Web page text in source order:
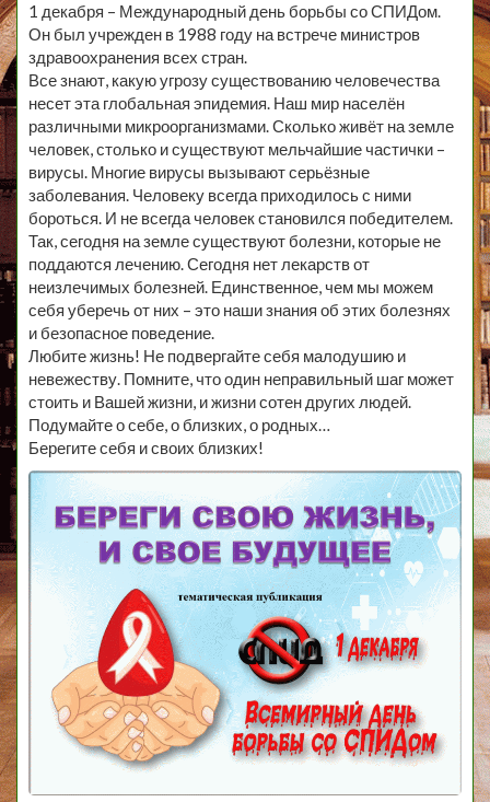
1 декабря – Международный день борьбы со СПИДом.
Он был учрежден в 1988 году на встрече министров
здравоохранения всех стран.
Все знают, какую угрозу существованию человечества
несет эта глобальная эпидемия. Наш мир населён
различными микроорганизмами. Сколько живёт на земле
человек, столько и существуют мельчайшие частички –
вирусы. Многие вирусы вызывают серьёзные
заболевания. Человеку всегда приходилось с ними
бороться. И не всегда человек становился победителем.
Так, сегодня на земле существуют болезни, которые не
поддаются лечению. Сегодня нет лекарств от
неизлечимых болезней. Единственное, чем мы можем
себя уберечь от них – это наши знания об этих болезнях
и безопасное поведение.
Любите жизнь! Не подвергайте себя малодушию и
невежеству. Помните, что один неправильный шаг может
стоить и Вашей жизни, и жизни сотен других людей.
Подумайте о себе, о близких, о родных…
Берегите себя и своих близких!